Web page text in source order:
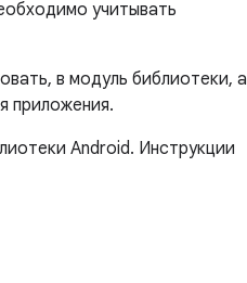
учитывать
в модуль библиотеки, а
приложения.
Android. Инструкции